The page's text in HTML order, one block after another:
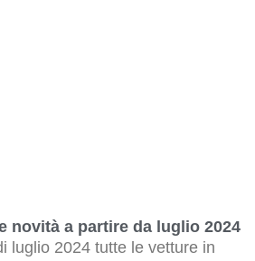
novità a partire da luglio 2024
luglio 2024 tutte le vetture in